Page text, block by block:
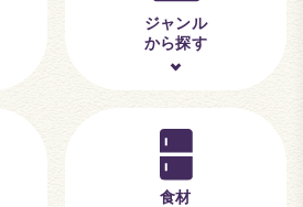
ジャンル
から探す
食材